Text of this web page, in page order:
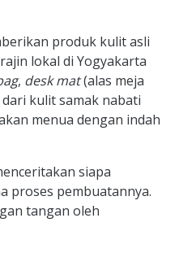
produk kulit asli
lokal di Yogyakarta
, desk mat(alas meja
kulit samak nabati
menua dengan indah
siapa
proses pembuatannya.
tangan oleh